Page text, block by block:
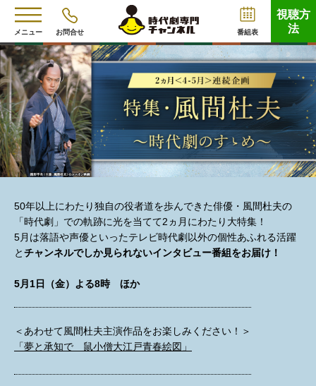
メニュー お問合せ 番組表
視聴方
法
50年以上にわたり独自の役者道を歩んできた俳優・風間杜夫の
「時代劇」での軌跡に光を当てて2ヵ月にわたり大特集！
5月は落語や声優といったテレビ時代劇以外の個性あふれる活躍
とチャンネルでしか見られないインタビュー番組をお届け！
5月1日（金）よる8時 ほか
＜あわせて風間杜夫主演作品をお楽しみください！＞
「夢と承知で 鼠小僧大江戸青春絵図」